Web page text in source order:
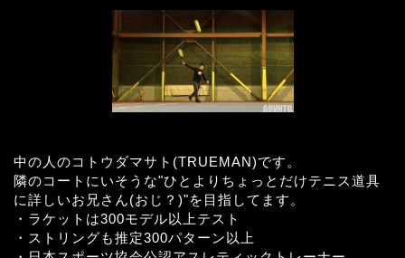
中の人のコトウダマサト(TRUEMAN)です。
隣のコートにいそうな"ひとよりちょっとだけテニス道具
に詳しいお兄さん(おじ？)"を目指してます。
・ラケットは300モデル以上テスト
・ストリングも推定300パターン以上